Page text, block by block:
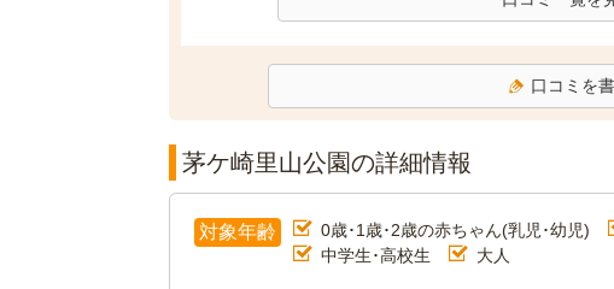
口コミを書
茅ケ崎里山公園の詳細情報
対象年齢 0歳･1歳･2歳の赤ちゃん(乳児･幼児)
中学生･高校生
大人